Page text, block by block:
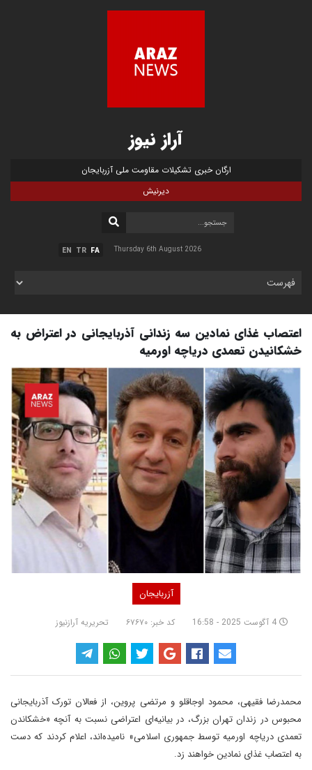
آراز نیوز
ارگان خبری تشکیلات مقاومت ملی آزربایجان
دیرنیش
FA
TR
EN Thursday 6th August 2026
اعتصاب غذای نمادین سه زندانی آذربایجانی در اعتراض به
خشکانیدن تعمدی دریاچه اورمیه
آزربایجان
4 آگوست 2025 - 16:58 کد خبر: ۶۷۶۷۰ تحریریه آرازنیوز
محمدرضا فقیهی، محمود اوجاقلو و مرتضی پروین، از فعالان تورک آذربایجانی
محبوس در زندان تهران بزرگ، در بیانیه‌ای اعتراضی نسبت به آنچه «خشکاندن
تعمدی دریاچه اورمیه توسط جمهوری اسلامی» نامیده‌اند، اعلام کردند که دست
به اعتصاب غذای نمادین خواهند زد.